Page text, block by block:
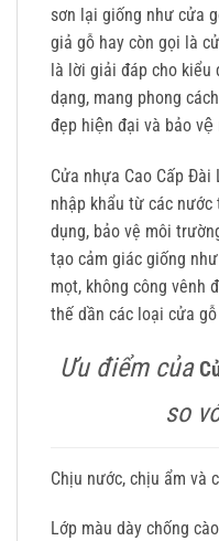
sơn lại giống như cửa
giả gỗ hay còn gọi là
là lời giải đáp cho
dạng, mang phong
đẹp hiện đại và bảo vệ
Cửa nhựa Cao Cấp
nhập khẩu từ các
dụng, bảo vệ môi
tạo cảm giác giống
mọt, không công vênh
thế dần các loại cửa
Ưu điểm của
so
Chịu nước, chịu ẩm và
Lớp màu dày chống